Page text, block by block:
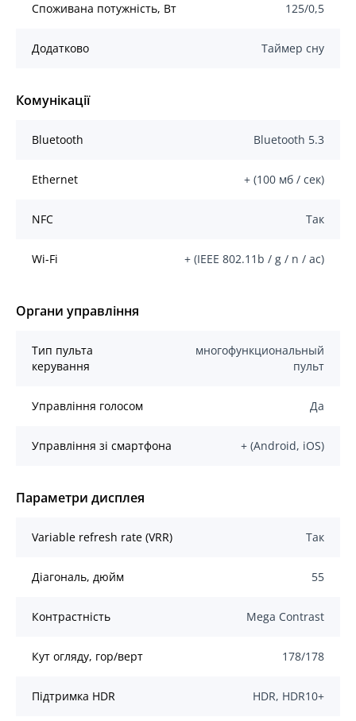
Споживана потужність, Вт 125/0,5
Додатково Таймер сну
Комунікації
Bluetooth Bluetooth 5.3
Ethernet + (100 мб / сек)
NFC Так
Wi-Fi + (IEEE 802.11b / g / n / ас)
Органи управління
Тип пульта
керування
многофункциональный
пульт
Управління голосом Да
Управління зі смартфона + (Android, iOS)
Параметри дисплея
Variable refresh rate (VRR) Так
Діагональ, дюйм 55
Контрастність Mega Contrast
Кут огляду, гор/верт 178/178
Підтримка HDR HDR, HDR10+